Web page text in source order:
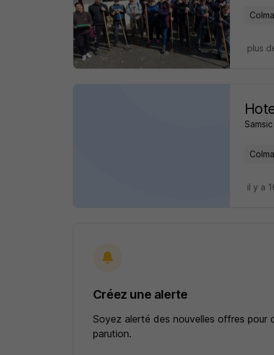
plus
il y a
Créez une alerte
Soyez alerté des nouvelles offres pour
parution.